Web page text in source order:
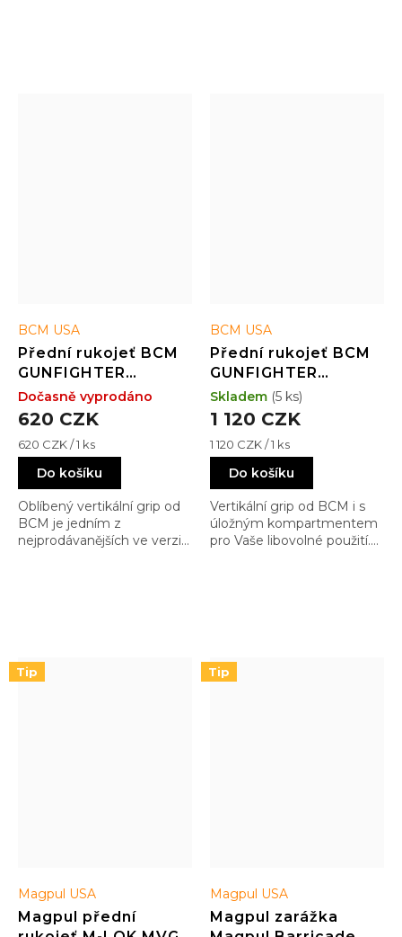
BCM USA
Přední rukojeť BCM
GUNFIGHTER
Vertical Grip -
picatinny - Mod 3 -
620 CZK
Měrná
cena:
620 CZK / 1 ks
Do košíku
Oblíbený vertikální grip od
BCM je jedním z
nejprodávanějších ve verzi
Dočasně vyprodáno
BCM USA
Přední rukojeť BCM
GUNFIGHTER
Vertical Grip -
picatinny - s úložným
1 120 CZK
Měrná
cena:
1 120 CZK / 1 ks
Do košíku
Vertikální grip od BCM i s
úložným kompartmentem
pro Vaše libovolné použití.
Skladem (5 ks)
Tip
Magpul USA
Magpul přední
Tip
Magpul USA
Magpul zarážka